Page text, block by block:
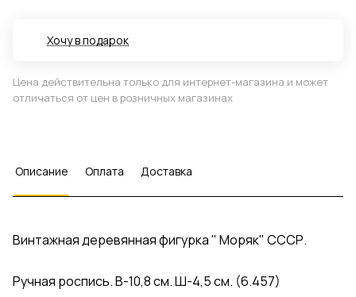
Хочу в подарок
Цена действительна только для интернет-магазина и может
отличаться от цен в розничных магазинах
Описание Оплата Доставка
Винтажная деревянная фигурка " Моряк" СССР.
Ручная роспись. В-10,8 см. Ш-4,5 см. (6.457)